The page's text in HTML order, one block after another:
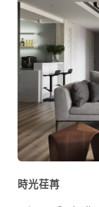
時光荏苒